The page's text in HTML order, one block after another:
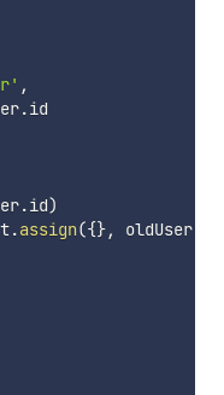
,
.id
.id)
.assign({}, oldUser,